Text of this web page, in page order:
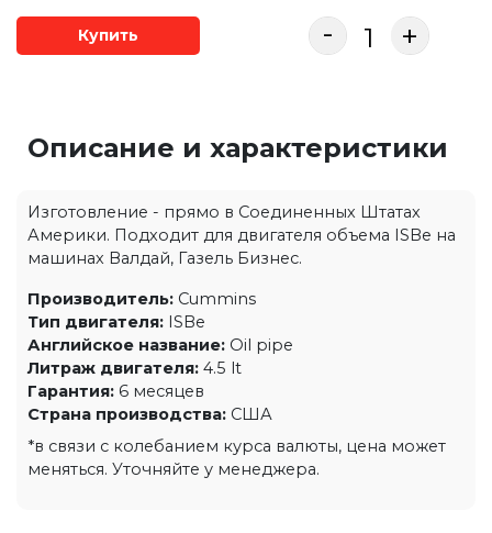
Купить - +
Описание и характеристики
Изготовление - прямо в Соединенных Штатах
Америки. Подходит для двигателя объема ISBe на
машинах Валдай, Газель Бизнес.
Производитель: Cummins
Тип двигателя: ISBe
Английское название: Oil pipe
Литраж двигателя: 4.5 lt
Гарантия: 6 месяцев
Страна производства: США
*в связи с колебанием курса валюты, цена может
меняться. Уточняйте у менеджера.